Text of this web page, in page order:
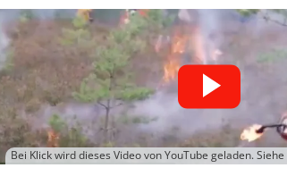
Bei Klick wird dieses Video von YouTube geladen. Siehe